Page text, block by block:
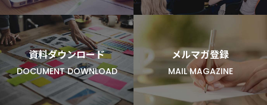
資料ダウンロード
DOCUMENT DOWNLOAD
メルマガ登録
MAIL MAGAZINE